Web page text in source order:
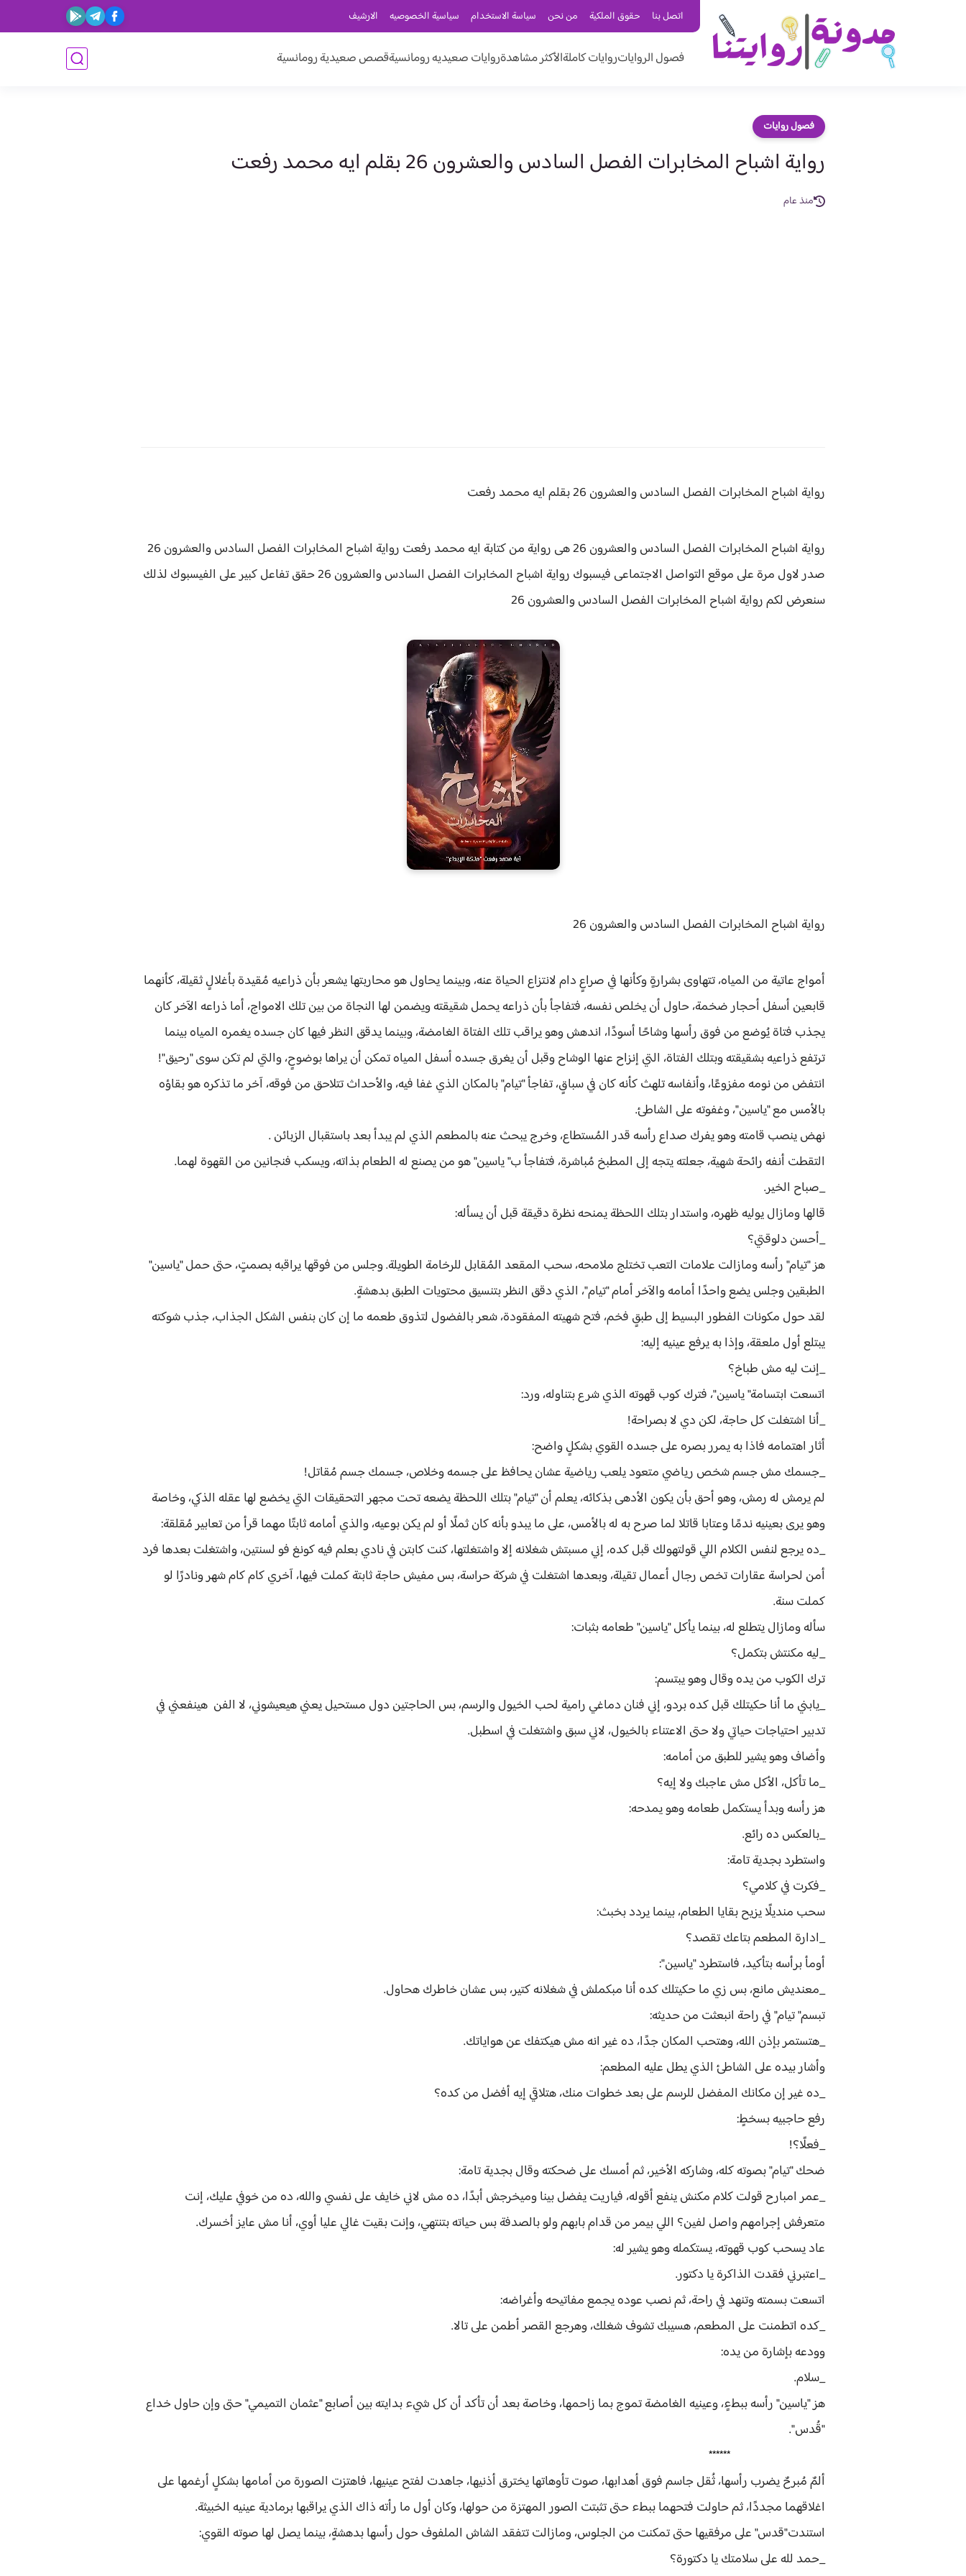
اتصل بنا حقوق الملكية من نحن سياسة الاستخدام سياسية الخصوصيه الارشيف
فصول الرواياتروايات كاملةالأكثر مشاهدةروايات صعيديه رومانسيةقصص صعيدية رومانسية
فصول روايات
رواية اشباح المخابرات الفصل السادس والعشرون 26 بقلم ايه محمد رفعت
منذ عام
رواية اشباح المخابرات الفصل السادس والعشرون 26 بقلم ايه محمد رفعت
رواية اشباح المخابرات الفصل السادس والعشرون 26 هى رواية من كتابة ايه محمد رفعت رواية
اشباح المخابرات الفصل السادس والعشرون 26
صدر لاول مرة على موقع التواصل الاجتماعى فيسبوك رواية اشباح المخابرات الفصل السادس والعشرون 26 حقق
تفاعل كبير على الفيسبوك لذلك
سنعرض لكمرواية اشباح المخابرات الفصل السادس والعشرون 26
رواية اشباح المخابرات الفصل السادس والعشرون 26
أمواج عاتية من المياه، تتهاوى بشرارةٍ وكأنها في صراعٍ دام لانتزاع الحياة عنه، وبينما يحاول هو محاربتها يشعر بأن ذراعيه مُقيدة بأغلالٍ ثقيلة، كأنهما
قابعين أسفل أحجار ضخمة، حاول أن يخلص نفسه، فتفاجأ بأن ذراعه يحمل شقيقته ويضمن لها النجاة من بين تلك الامواج، أما ذراعه الآخر كان
يجذب فتاة يُوضع من فوق رأسها وشاحًا أسودًا، اندهش وهو يراقب تلك الفتاة الغامضة، وبينما يدقق النظر فيها كان جسده يغمره المياه بينما
ترتفع ذراعيه بشقيقته وبتلك الفتاة، التي إنزاح عنها الوشاح وقبل أن يغرق جسده أسفل المياه تمكن أن يراها بوضوحٍ، والتي لم تكن سوى "رحيق"!
انتفض من نومه مفزوعًا، وأنفاسه تلهث كأنه كان في سباقٍ، تفاجأ "تيام" بالمكان الذي غفا فيه، والأحداث تتلاحق من فوقه، آخر ما تذكره هو بقاؤه
بالأمس مع "ياسين"، وغفوته على الشاطئ.
نهض ينصب قامته وهو يفرك صداع رأسه قدر المُستطاع، وخرج يبحث عنه بالمطعم الذي لم يبدأ بعد باستقبال الزبائن .
التقطت أنفه رائحة شهية، جعلته يتجه إلى المطبخ مُباشرة، فتفاجأ ب" ياسين" هو من يصنع له الطعام بذاته، ويسكب فنجانين من القهوة لهما.
_صباح الخير.
قالها ومازال يوليه ظهره، واستدار بتلك اللحظة يمنحه نظرة دقيقة قبل أن يسأله:
_أحسن دلوقتي؟
هز "تيام" رأسه ومازالت علامات التعب تختلج ملامحه، سحب المقعد المُقابل للرخامة الطويلة. وجلس من فوقها يراقبه بصمتٍ، حتى حمل "ياسين"
الطبقين وجلس يضع واحدًا أمامه والآخر أمام "تيام"، الذي دقق النظر بتنسيق محتويات الطبق بدهشةٍ.
لقد حول مكونات الفطور البسيط إلى طبقٍ فخم، فتح شهيته المفقودة، شعر بالفضول لتذوق طعمه ما إن كان بنفس الشكل الجذاب، جذب شوكته
يبتلع أول ملعقة، وإذا به يرفع عينيه إليه:
_إنت ليه مش طباخ؟
اتسعت ابتسامة" ياسين"، فترك كوب قهوته الذي شرع بتناوله، ورد:
_أنا اشتغلت كل حاجة، لكن دي لا بصراحة!
أثار اهتمامه فاذا به يمرر بصره على جسده القوي بشكلٍ واضح:
_جسمك مش جسم شخص رياضي متعود يلعب رياضية عشان يحافظ على جسمه وخلاص، جسمك جسم مُقاتل!
لم يرمش له رمش، وهو أحق بأن يكون الأدهى بذكائه، يعلم أن "تيام" بتلك اللحظة يضعه تحت مجهر التحقيقات التي يخضع لها عقله الذكي، وخاصة
وهو يرى بعينيه ندمًا وعتابا قاتلا لما صرح به له بالأمس، على ما يبدو بأنه كان ثملًا أو لم يكن بوعيه، والذي أمامه ثابتًا مهما قرأ من تعابير مُقلقة:
_ده يرجع لنفس الكلام اللي قولتهولك قبل كده، إني مسبتش شغلانه إلا واشتغلتها، كنت كابتن في نادي بعلم فيه كونغ فو لسنتين، واشتغلت بعدها فرد
أمن لحراسة عقارات تخص رجال أعمال تقيلة، وبعدها اشتغلت في شركة حراسة، بس مفيش حاجة ثابتة كملت فيها، آخري كام كام شهر ونادرًا لو
كملت سنة.
سأله ومازال يتطلع له، بينما يأكل "ياسين" طعامه بثبات:
_ليه مكنتش بتكمل؟
ترك الكوب من يده وقال وهو يبتسم:
_يابني ما أنا حكيتلك قبل كده بردو، إني فنان دماغي رامية لحب الخيول والرسم، بس الحاجتين دول مستحيل يعني هيعيشوني، لا الفن هينفعني في
تدبير احتياجات حياتي ولا حتى الاعتناء بالخيول، لاني سبق واشتغلت في اسطبل.
وأضاف وهو يشير للطبق من أمامه:
_ما تأكل، الأكل مش عاجبك ولا إيه؟
هز رأسه وبدأ يستكمل طعامه وهو يمدحه:
_بالعكس ده رائع.
واستطرد بجدية تامة:
_فكرت في كلامي؟
سحب منديلًا يزيح بقايا الطعام، بينما يردد بخبث:
_ادارة المطعم بتاعك تقصد؟
أومأ برأسه بتأكيد، فاستطرد "ياسين":
_معنديش مانع، بس زي ما حكيتلك كده أنا مبكملش في شغلانه كتير، بس عشان خاطرك هحاول.
تبسم" تيام" في راحة انبعثت من حديثه:
_هتستمر بإذن الله، وهتحب المكان جدًا، ده غير انه مش هيكتفك عن هواياتك.
وأشار بيده على الشاطئ الذي يطل عليه المطعم:
_ده غير إن مكانك المفضل للرسم على بعد خطوات منك، هتلاقي إيه أفضل من كده؟
رفع حاجبيه بسخطٍ:
_فعلًا؟!
ضحك "تيام" بصوته كله، وشاركه الأخير، ثم أمسك على ضحكته وقال بجدية تامة:
_عمر امبارح قولت كلام مكنش ينفع أقوله، فياريت يفضل بينا وميخرجش أبدًا، ده مش لاني خايف على نفسي والله، ده من خوفي عليك، إنت
متعرفش إجرامهم واصل لفين؟ اللي بيمر من قدام بابهم ولو بالصدفة بس حياته بتنتهي، وإنت بقيت غالي عليا أوي، أنا مش عايز أخسرك.
عاد يسحب كوب قهوته، يستكمله وهو يشير له:
_اعتبرني فقدت الذاكرة يا دكتور.
اتسعت بسمته وتنهد في راحة، ثم نصب عوده يجمع مفاتيحه وأغراضه:
_كده اتطمنت على المطعم، هسيبك تشوف شغلك، وهرجع القصر أطمن على تالا.
وودعه بإشارة من يده:
_سلام.
هز "ياسين" رأسه ببطءٍ، وعينيه الغامضة تموج بما زاحمها، وخاصة بعد أن تأكد أن كل شيء بدايته بين أصابع "عثمان التميمي" حتى وإن حاول خداع
"قُدس".
******
ألمٌ مُبرحٌ يضرب رأسها، ثُقل جاسم فوق أهدابها، صوت تأوهاتها يخترق أذنيها، جاهدت لفتح عينيها، فاهتزت الصورة من أمامها بشكلٍ أرغمها على
اغلاقهما مجددًا، ثم حاولت فتحهما ببطء حتى تثبتت الصور المهتزة من حولها، وكان أول ما رأته ذاك الذي يراقبها برمادية عينيه الخبيثة.
استندت"قدس" على مرفقيها حتى تمكنت من الجلوس، ومازالت تتفقد الشاش الملفوف حول رأسها بدهشةٍ، بينما يصل لها صوته القوي:
_حمد لله على سلامتك يا دكتورة؟